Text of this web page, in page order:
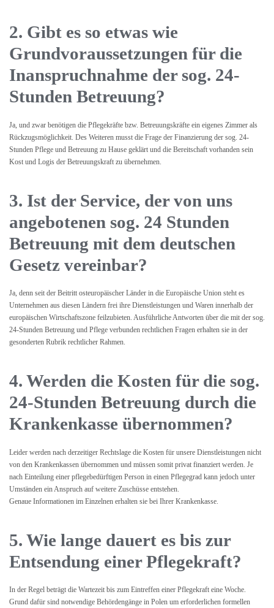
2. Gibt es so etwas wie
Grundvoraussetzungen für die
Inanspruchnahme der sog. 24-
Stunden Betreuung?
Ja, und zwar benötigen die Pflegekräfte bzw. Betreuungskräfte ein eigenes Zimmer als
Rückzugsmöglichkeit. Des Weiteren musst die Frage der Finanzierung der sog. 24-
Stunden Pflege und Betreuung zu Hause geklärt und die Bereitschaft vorhanden sein
Kost und Logis der Betreuungskraft zu übernehmen.
3. Ist der Service, der von uns
angebotenen sog. 24 Stunden
Betreuung mit dem deutschen
Gesetz vereinbar?
Ja, denn seit der Beitritt osteuropäischer Länder in die Europäische Union steht es
Unternehmen aus diesen Ländern frei ihre Dienstleistungen und Waren innerhalb der
europäischen Wirtschaftszone feilzubieten. Ausführliche Antworten über die mit der sog.
24-Stunden Betreuung und Pflege verbunden rechtlichen Fragen erhalten sie in der
gesonderten Rubrik rechtlicher Rahmen.
4. Werden die Kosten für die sog.
24-Stunden Betreuung durch die
Krankenkasse übernommen?
Leider werden nach derzeitiger Rechtslage die Kosten für unsere Dienstleistungen nicht
von den Krankenkassen übernommen und müssen somit privat finanziert werden. Je
nach Einteilung einer pflegebedürftigen Person in einen Pflegegrad kann jedoch unter
Umständen ein Anspruch auf weitere Zuschüsse entstehen.
Genaue Informationen im Einzelnen erhalten sie bei Ihrer Krankenkasse.
5. Wie lange dauert es bis zur
Entsendung einer Pflegekraft?
In der Regel beträgt die Wartezeit bis zum Eintreffen einer Pflegekraft eine Woche.
Grund dafür sind notwendige Behördengänge in Polen um erforderlichen formellen